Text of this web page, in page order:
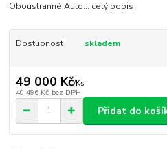
Oboustranné Auto... celý popis
Dostupnost skladem
49 000 Kč/Ks
40 496 Kč bez DPH
Přidat do